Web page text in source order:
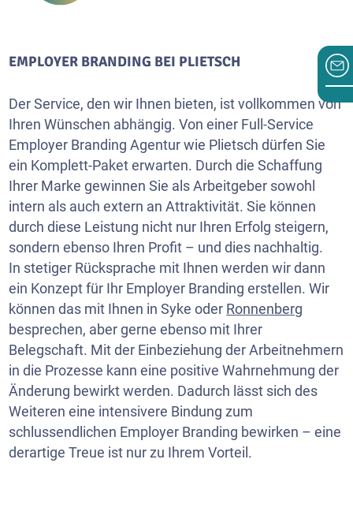
EMPLOYER BRANDING BEI PLIETSCH
Der Service, den wir Ihnen bieten, ist vollkommen von
Ihren Wünschen abhängig. Von einer Full-Service
Employer Branding Agentur wie Plietsch dürfen Sie
ein Komplett-Paket erwarten. Durch die Schaffung
Ihrer Marke gewinnen Sie als Arbeitgeber sowohl
intern als auch extern an Attraktivität. Sie können
durch diese Leistung nicht nur Ihren Erfolg steigern,
sondern ebenso Ihren Profit – und dies nachhaltig.
In stetiger Rücksprache mit Ihnen werden wir dann
ein Konzept für Ihr Employer Branding erstellen. Wir
können das mit Ihnen in Syke oder Ronnenberg
besprechen, aber gerne ebenso mit Ihrer
Belegschaft. Mit der Einbeziehung der Arbeitnehmern
in die Prozesse kann eine positive Wahrnehmung der
Änderung bewirkt werden. Dadurch lässt sich des
Weiteren eine intensivere Bindung zum
schlussendlichen Employer Branding bewirken – eine
derartige Treue ist nur zu Ihrem Vorteil.